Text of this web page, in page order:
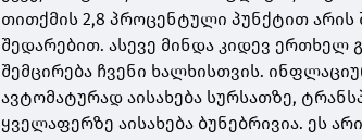
თითქმის 2,8 პროცენტული პუნქტით
შედარებით. ასევე მინდა კიდევ ერთხელ
შემცირება ჩვენი ხალხისთვის.
ავტომატურად აისახება სურსათზე,
ყველაფერზე აისახება ბუნებრივია. ეს